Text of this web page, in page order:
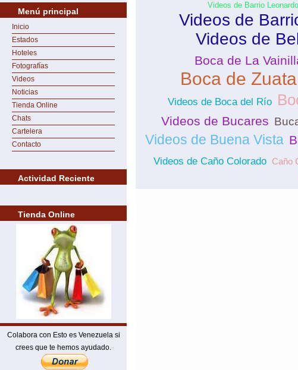
Menú principal
Inicio
Estados
Hoteles
Fotografías
Videos
Noticias
Tienda Online
Chats
Cartelera
Contacto
Actividad Reciente
Tienda Online
Colabora con Esto es Venezuela si
crees que te hemos ayudado.
Videos de Barrio
Videos de
Videos de
Boca de La
Boca de Zuata
Videos de Boca del Río
Videos de Bucares
Videos de Buena Vista
Videos de Caño Colorado Caño